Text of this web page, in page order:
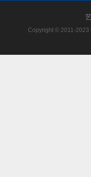
Copyright © 2011-2023